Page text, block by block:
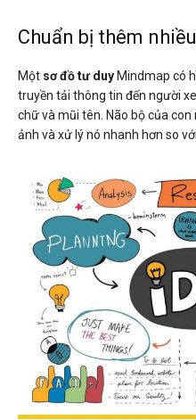
Chuẩn bị thêm
Một sơ đồ tư duy Mindmap có
truyền tải thông tin đến người
chữ và mũi tên. Não bộ của
ảnh và xử lý nó nhanh hơn so